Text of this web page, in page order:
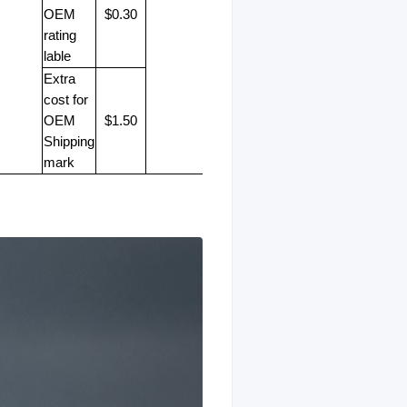
OEM
rating
lable
$0.30
Extra
cost for
OEM
Shipping
mark
$1.50